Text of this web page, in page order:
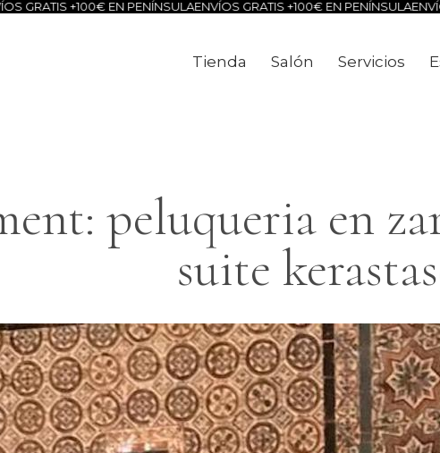
GRATIS +100€ EN PENÍNSULAENVÍOS GRATIS +100€ EN PENÍNSULA
Tienda Salón Servicios
peluqueria en
suite